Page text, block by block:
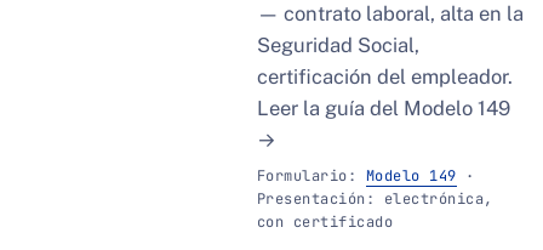
— contrato laboral, alta en la
Seguridad Social,
certificación del empleador.
Leer la guía del Modelo 149
→
Formulario: Modelo 149 ·
Presentación: electrónica,
con certificado